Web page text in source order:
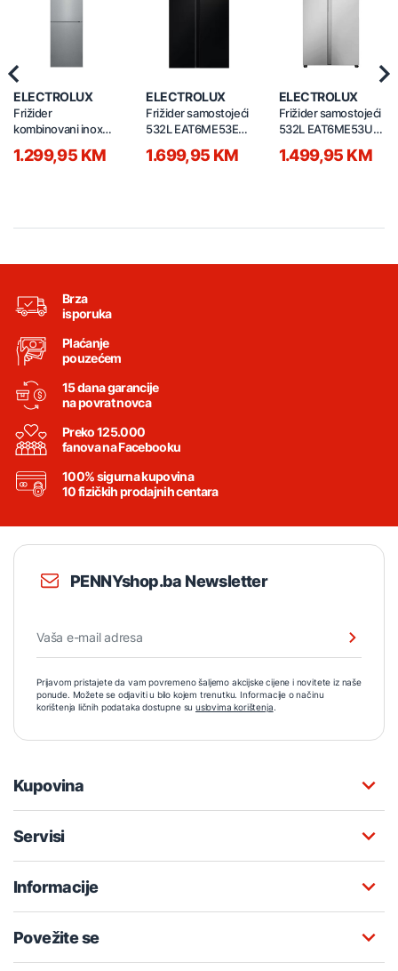
ELECTROLUX
Frižider
kombinovani inox
1.299,95 KM
ELECTROLUX
Frižider samostojeći
532L EAT6ME53E0
1.699,95 KM
ELECTROLUX
Frižider samostojeći
532L EAT6ME53U0
1.499,95 KM
Previous
Brza
isporuka
Plaćanje
pouzećem
15 dana garancije
na povrat novca
Preko 125.000
fanova na Facebooku
100% sigurna kupovina
10 fizičkih prodajnih centara
PENNYshop.ba Newsletter
Prijavom pristajete da vam povremeno šaljemo akcijske cijene i novitete iz naše
ponude. Možete se odjaviti u bilo kojem trenutku. Informacije o načinu
korištenja ličnih podataka dostupne su uslovima korištenja.
Kupovina
Servisi
Informacije
Povežite se